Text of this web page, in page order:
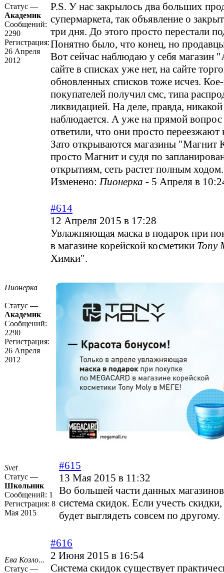
Статус —
Академик
Сообщений:
2290
Регистрация:
26 Апреля
2012
P.S. У нас закрылось два больших
супермаркета, так объявление о
три дня. До этого просто перестали
Понятно было, что конец, но
Вот сейчас наблюдаю у себя магазин
сайте в списках уже нет, на сайте
обновленных списков тоже исчез.
покупателей получил смс, типа
ликвидацией. На деле, правда,
наблюдается. А уже на прямой
ответили, что они просто переезжают
Зато открываются магазины "Магнит
просто Магнит и судя по
открытиям, сеть растет полным ходом.
Изменено: Пионерка - 5 Апреля в
Пионерка
Статус —
Академик
Сообщений:
2290
Регистрация:
26 Апреля
2012
#614
12 Апреля 2015 в 17:28
Увлажняющая маска в подарок при
в магазине корейской косметики Tony
Химки".
Svet
Статус —
Школьник
Сообщений: 1
Регистрация: 8
Мая 2015
#615
13 Мая 2015 в 11:32
Во большей части данных магазинов
система скидок. Если учесть
будет выглядеть совсем по другому.
Ева Козло...
Статус —
#616
2 Июня 2015 в 16:54
Система скидок существует